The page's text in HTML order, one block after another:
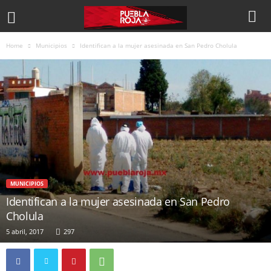
Home Municipios Identifican a la mujer asesinada en San Pedro Cholula
MUNICIPIOS
Identifican a la mujer asesinada en San Pedro
Cholula
5 abril, 2017 297